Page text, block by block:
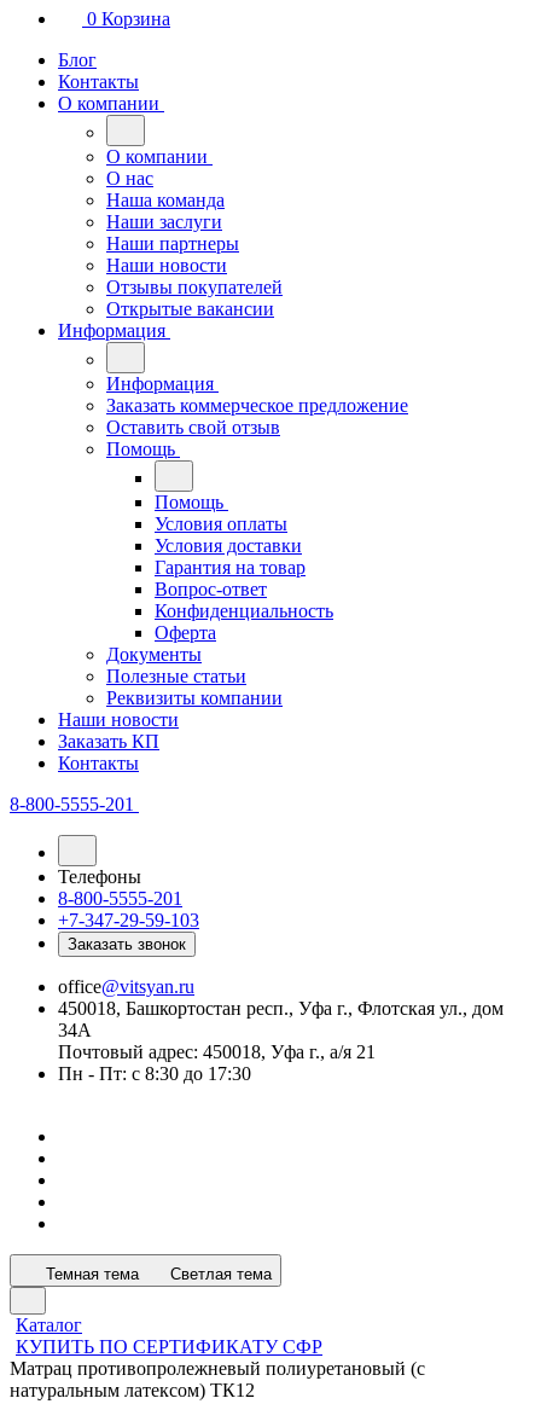
0 Корзина
Блог
Контакты
О компании
О компании
О нас
Наша команда
Наши заслуги
Наши партнеры
Наши новости
Отзывы покупателей
Открытые вакансии
Информация
Информация
Заказать коммерческое предложение
Оставить свой отзыв
Помощь
Помощь
Условия оплаты
Условия доставки
Гарантия на товар
Вопрос-ответ
Конфиденциальность
Оферта
Документы
Полезные статьи
Реквизиты компании
Наши новости
Заказать КП
Контакты
8-800-5555-201
Телефоны
8-800-5555-201
+7-347-29-59-103
Заказать звонок
office@vitsyan.ru
450018, Башкортостан респ., Уфа г., Флотская ул., дом
34А
Почтовый адрес: 450018, Уфа г., а/я 21
Пн - Пт: с 8:30 до 17:30
Темная тема Светлая тема
Каталог
КУПИТЬ ПО СЕРТИФИКАТУ СФР
Матрац противопролежневый полиуретановый (с
натуральным латексом) ТК12